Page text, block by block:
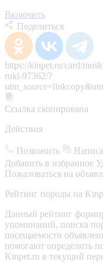
Включить
Поделиться
https://kinpet.ru/card/
ruki-97362/?
Ссылка скопирована
Действия
Позвонить
Добавить в избранное
Пожаловаться на
Рейтинг породы на
Данный рейтинг
упоминаний, поиска
посещаемости
помогают определить
Kinpet.ru в текущий